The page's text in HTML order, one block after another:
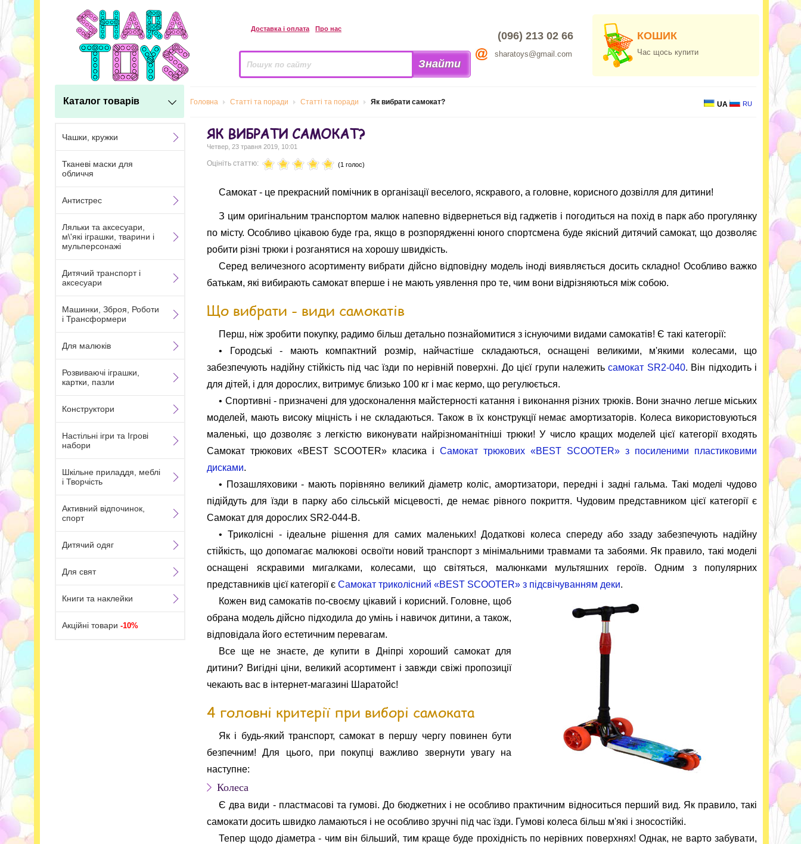
Доставка і оплата Про нас
(096) 213 02 66
sharatoys@gmail.com
КОШИК
Час щось купити
Каталог товарів Головна Статті та поради Статті та поради Як вибрати самокат? UA RU
ЯК ВИБРАТИ САМОКАТ?
Четвер, 23 травня 2019, 10:01
Оцініть статтю: (1 голос)
Самокат - це прекрасний помічник в організації веселого, яскравого, а головне, корисного дозвілля для дитини!
З цим оригінальним транспортом малюк напевно відвернеться від гаджетів і погодиться на похід в парк або прогулянку
по місту. Особливо цікавою буде гра, якщо в розпорядженні юного спортсмена буде якісний дитячий самокат, що дозволяє
робити різні трюки і розганятися на хорошу швидкість.
Серед величезного асортименту вибрати дійсно відповідну модель іноді виявляється досить складно! Особливо важко
батькам, які вибирають самокат вперше і не мають уявлення про те, чим вони відрізняються між собою.
Що вибрати - види самокатів
Перш, ніж зробити покупку, радимо більш детально познайомитися з існуючими видами самокатів! Є такі категорії:
• Городські - мають компактний розмір, найчастіше складаються, оснащені великими, м'якими колесами, що
забезпечують надійну стійкість під час їзди по нерівній поверхні. До цієї групи належитьсамокат SR2-040. Він підходить і
для дітей, і для дорослих, витримує близько 100 кг і має кермо, що регулюється.
• Спортивні - призначені для удосконалення майстерності катання і виконання різних трюків. Вони значно легше міських
моделей, мають високу міцність і не складаються. Також в їх конструкції немає амортизаторів. Колеса використовуються
маленькі, що дозволяє з легкістю виконувати найрізноманітніші трюки! У число кращих моделей цієї категорії входять
Самокат трюкових «BEST SCOOTER» класика іСамокат трюкових «BEST SCOOTER» з посиленими пластиковими
дисками.
• Позашляховики - мають порівняно великий діаметр коліс, амортизатори, передні і задні гальма. Такі моделі чудово
підійдуть для їзди в парку або сільській місцевості, де немає рівного покриття. Чудовим представником цієї категорії є
Самокат для дорослих SR2-044-B.
• Триколісні - ідеальне рішення для самих маленьких! Додаткові колеса спереду або ззаду забезпечують надійну
стійкість, що допомагає малюкові освоїти новий транспорт з мінімальними травмами та забоями. Як правило, такі моделі
оснащені яскравими мигалками, колесами, що світяться, малюнками мультяшних героїв. Одним з популярних
представників цієї категорії єСамокат триколісний «BEST SCOOTER» з підсвічуванням деки.
Кожен вид самокатів по-своєму цікавий і корисний. Головне, щоб
обрана модель дійсно підходила до умінь і навичок дитини, а також,
відповідала його естетичним перевагам.
Все ще не знаєте, де купити в Дніпрі хороший самокат для
дитини? Вигідні ціни, великий асортимент і завжди свіжі пропозиції
чекають вас в інтернет-магазині Шаратойс!
4 головні критерії при виборі самоката
Як і будь-який транспорт, самокат в першу чергу повинен бути
безпечним! Для цього, при покупці важливо звернути увагу на
наступне:
Колеса
Є два види - пластмасові та гумові. До бюджетних і не особливо практичним відноситься перший вид. Як правило, такі
самокати досить швидко ламаються і не особливо зручні під час їзди. Гумові колеса більш м'які і зносостійкі.
Тепер щодо діаметра - чим він більший, тим краще буде прохідність по нерівних поверхнях! Однак, не варто забувати,
Чашки, кружки
Тканеві маски для
обличчя
Антистрес
Ляльки та аксесуари,
м\'які іграшки, тварини і
мульперсонажі
Дитячий транспорт і
аксесуари
Машинки, Зброя, Роботи
і Трансформери
Для малюків
Розвиваючі іграшки,
картки, пазли
Конструктори
Настільні ігри та Ігрові
набори
Шкільне приладдя, меблі
і Творчість
Активний відпочинок,
спорт
Дитячий одяг
Для свят
Книги та наклейки
Акційні товари -10%